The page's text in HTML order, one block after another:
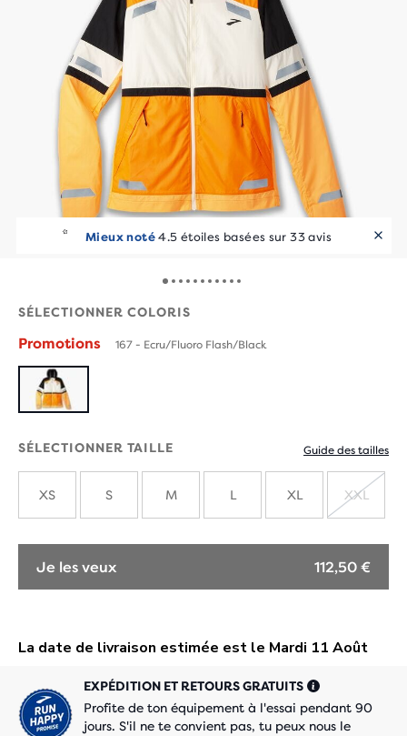
Mieux noté4.5 étoiles basées sur 33 avis
SÉLECTIONNER COLORIS
Promotions 167 - Ecru/Fluoro Flash/Black
SÉLECTIONNER TAILLE Guide des tailles
XS S M L XL XXL
Je les veux 112,50 €
EXPÉDITION ET RETOURS GRATUITS
Profite de ton équipement à l'essai pendant 90
jours. S'il ne te convient pas, tu peux nous le